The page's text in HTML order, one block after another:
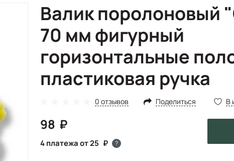
Валик поролоновый
70 мм фигурный
горизонтальные
пластиковая ручка
0 отзывов Поделиться В
98
4 платежа от 25 ?